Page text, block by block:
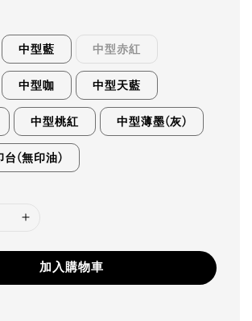
中型藍 中型赤紅
中型咖 中型天藍
中型桃紅 中型薄墨(灰)
台(無印油)
加入購物車